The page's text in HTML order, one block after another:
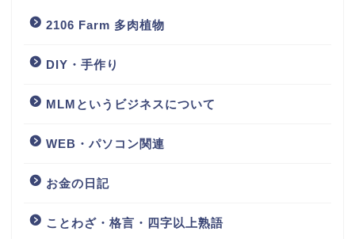
2106 Farm 多肉植物
DIY・手作り
MLMというビジネスについて
WEB・パソコン関連
お金の日記
ことわざ・格言・四字以上熟語